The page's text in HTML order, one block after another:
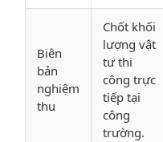
Biên
bản
nghiệm
thu
Chốt khối
lượng vật
tư thi
công trực
tiếp tại
công
trường.